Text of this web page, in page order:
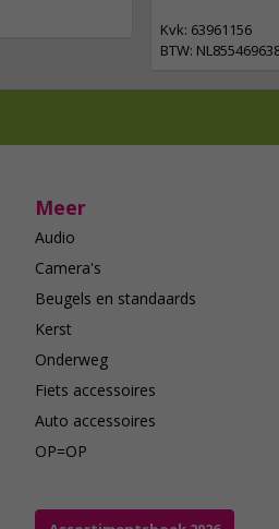
Kvk: 63961156
BTW:
Meer
Audio
Camera's
Beugels en standaards
Kerst
Onderweg
Fiets accessoires
Auto accessoires
OP=OP